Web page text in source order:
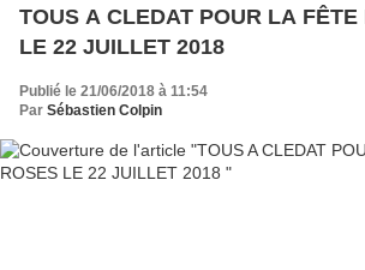
TOUS A CLEDAT POUR LA FÊTE
LE 22 JUILLET 2018
Publié le 21/06/2018 à 11:54
Par Sébastien Colpin